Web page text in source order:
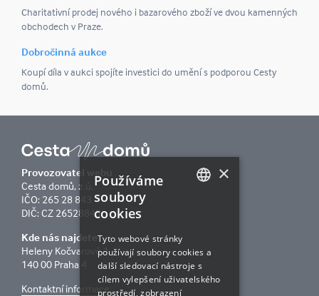
Charitativní prodej nového i bazarového zboží ve dvou kamenných
obchodech v Praze.
Dobročinná aukce
Koupí díla v aukci spojíte investici do umění s podporou Cesty
domů.
Provozovatel webu
Cesta domů, z.ú.
IČO: 265 28 843
DIČ: CZ 26528843
Kde nás najdete
Heleny Kočvarové 1
140 00 Praha 4
Kontaktní informace
×
Používáme
soubory
cookies
Tyto webové stránky
používají soubory cookies a
další sledovací nástroje s
cílem vylepšení uživatelského
prostředí, zobrazení